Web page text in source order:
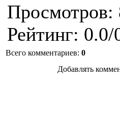
Просмотров:
Рейтинг: 0.0/
Всего комментариев: 0
Добавлять